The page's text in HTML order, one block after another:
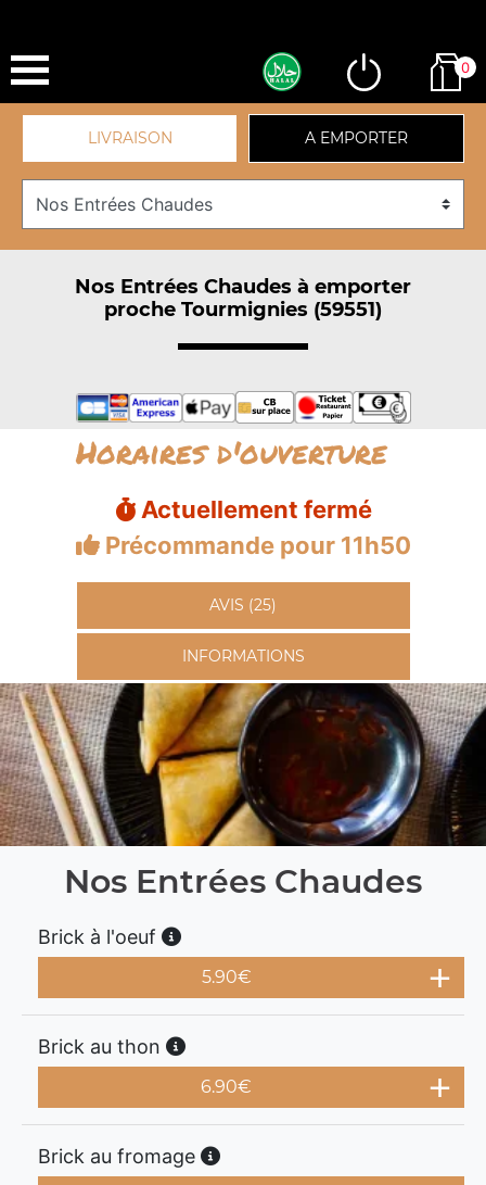
0
LIVRAISON A EMPORTER
Nos Entrées Chaudes à emporter
proche Tourmignies (59551)
Horaires d'ouverture
Actuellement fermé
Précommande pour 11h50
AVIS (25)
INFORMATIONS
Nos Entrées Chaudes
Brick à l'oeuf
5.90€
Brick au thon
6.90€
Brick au fromage